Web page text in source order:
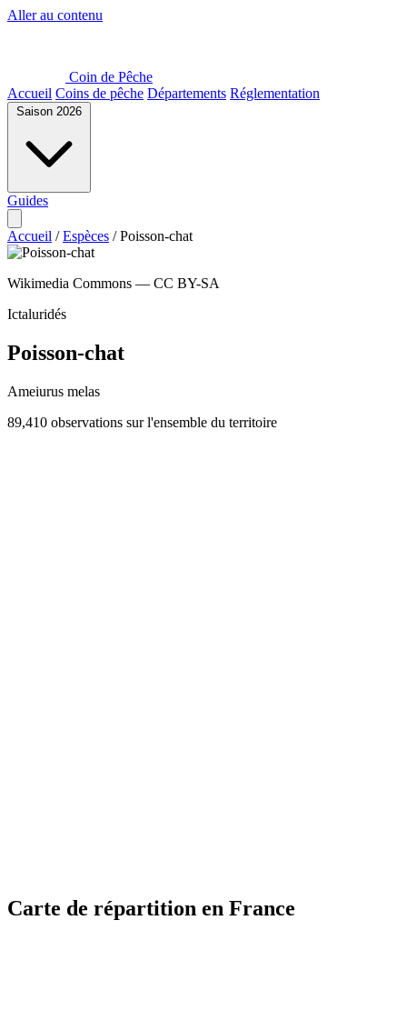
Aller au contenu
Coin de Pêche
Accueil Coins de pêche Départements Réglementation
Saison 2026
Guides
Accueil / Espèces / Poisson-chat
Wikimedia Commons — CC BY-SA
Ictaluridés
Poisson-chat
Ameiurus melas
89,410 observations sur l'ensemble du territoire
Carte de répartition en France
MapLibre| ©OpenStreetMap
MapLibre| ©OpenStreetMap